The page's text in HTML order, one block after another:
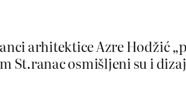
arhitektice Azre Hodžić
St.ranac osmišljeni su i